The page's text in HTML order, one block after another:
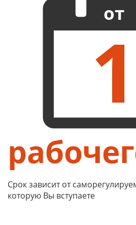
от
1
Срок зависит от
которую Вы вступаете